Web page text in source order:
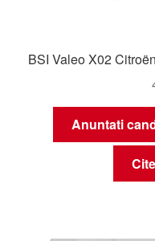
BSI Valeo X02
Anuntati